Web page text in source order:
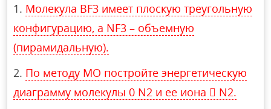
Молекула BF3 имеет плоскую треугольную
конфигурацию, а NF3 – объемную
(пирамидальную).
По методу МО постройте энергетическую
диаграмму молекулы 0 N2 и ее иона  N2.